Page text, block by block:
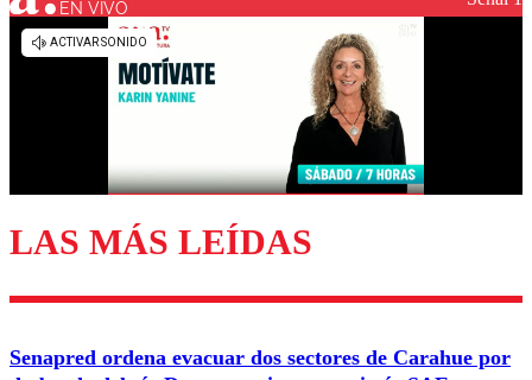
Los comentarios son moderados para garantizar un
diálogo respetuoso.
Enviar comentario
EN VIVO
LAS MÁS LEÍDAS
Senapred ordena evacuar dos sectores de Carahue por